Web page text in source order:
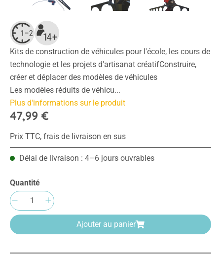
Kits de construction de véhicules pour l'école, les cours de
technologie et les projets d'artisanat créatifConstruire,
créer et déplacer des modèles de véhicules
Les modèles réduits de véhicu...
Plus d'informations sur le produit
47,99 €
Prix TTC, frais de livraison en sus
Délai de livraison : 4–6 jours ouvrables
Quantité
Quantité de produit : Entrez la quantité
Ajouter au panier